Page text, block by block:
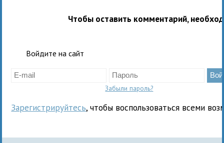
Чтобы оставить комментарий,
Войдите на сайт
Забыли пароль?
Зарегистрируйтесь, чтобы воспользоваться всеми